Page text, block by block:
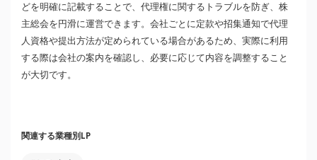
どを明確に記載することで、代理権に関するトラブルを防ぎ、株
主総会を円滑に運営できます。会社ごとに定款や招集通知で代理
人資格や提出方法が定められている場合があるため、実際に利用
する際は会社の案内を確認し、必要に応じて内容を調整すること
が大切です。
関連する業種別LP